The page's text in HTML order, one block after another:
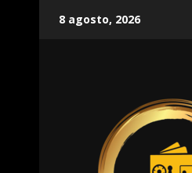
8 agosto, 2026